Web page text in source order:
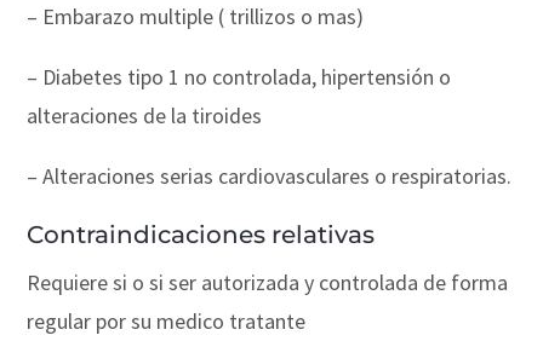
– Embarazo multiple ( trillizos o mas)
– Diabetes tipo 1 no controlada, hipertensión o
alteraciones de la tiroides
– Alteraciones serias cardiovasculares o respiratorias.
Contraindicaciones relativas
Requiere si o si ser autorizada y controlada de forma
regular por su medico tratante